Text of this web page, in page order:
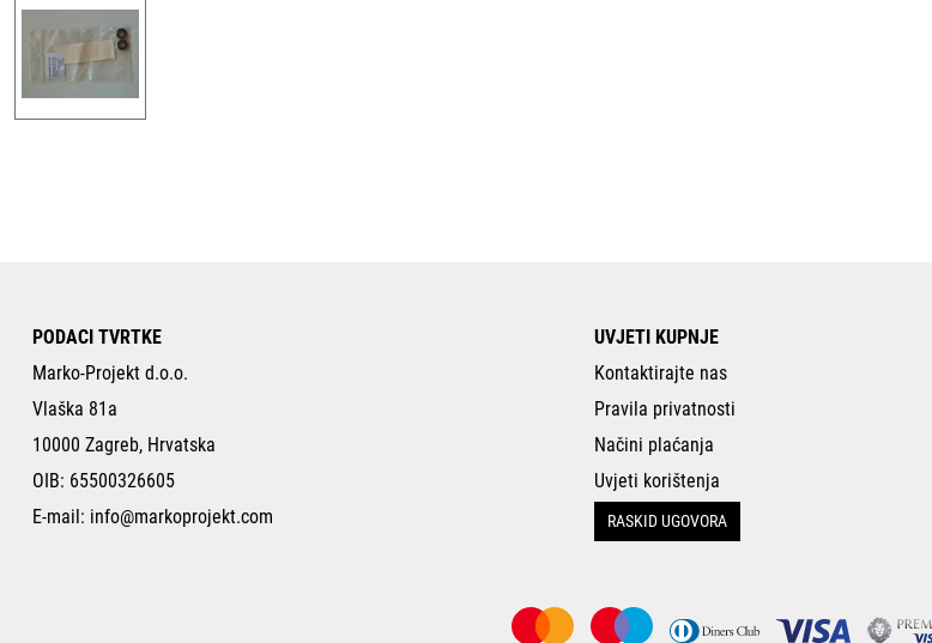
PODACI TVRTKE
Marko-Projekt d.o.o.
Vlaška 81a
10000 Zagreb, Hrvatska
OIB: 65500326605
E-mail: info@markoprojekt.com
UVJETI KUPNJE
Kontaktirajte nas
Pravila privatnosti
Načini plaćanja
Uvjeti korištenja
RASKID UGOVORA